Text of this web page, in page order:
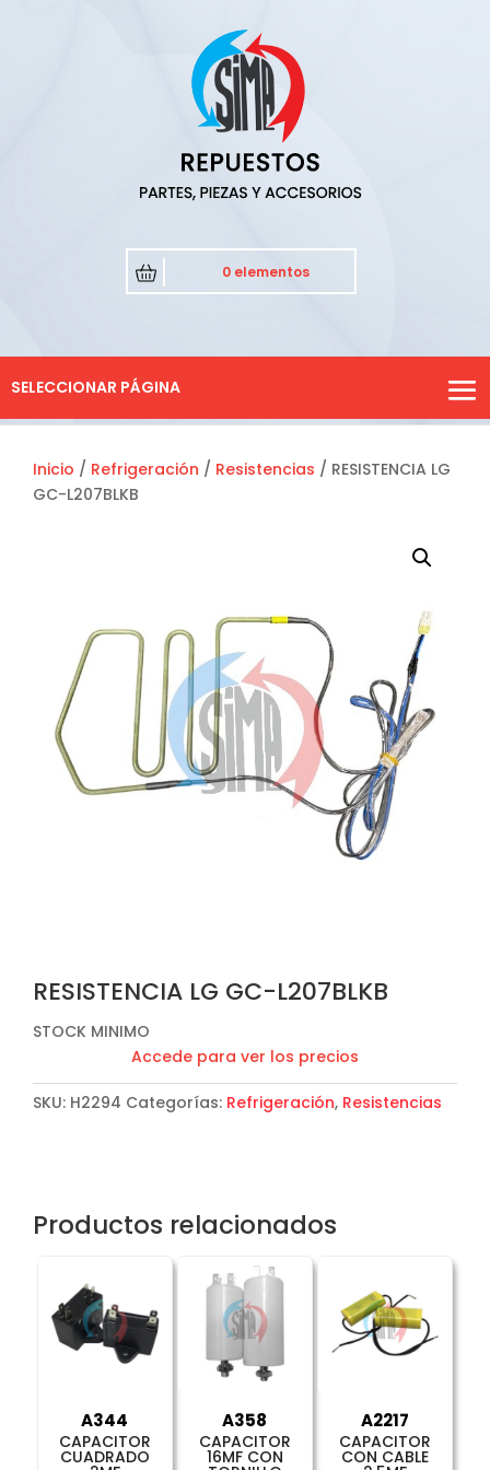
0 elementos
SELECCIONAR PÁGINA
Inicio / Refrigeración / Resistencias / RESISTENCIA LG
GC-L207BLKB
RESISTENCIA LG GC-L207BLKB
STOCK MINIMO
Accede para ver los precios
SKU: H2294 Categorías: Refrigeración, Resistencias
Productos relacionados
A344
CAPACITOR
CUADRADO
A358
CAPACITOR
16MF CON
A2217
CAPACITOR
CON CABLE